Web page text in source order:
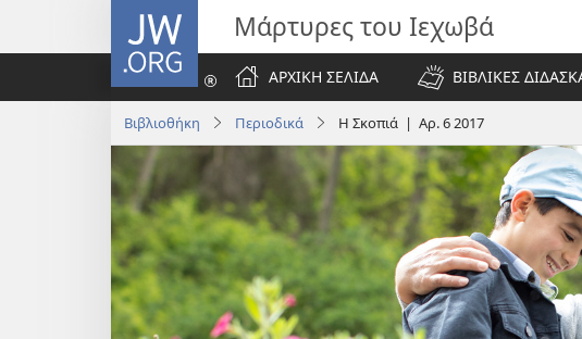
JW.ORG Μάρτυρες του Ιεχωβά
ΑΡΧΙΚΗ ΣΕΛΙΔΑ
ΒΙΒΛΙΚΕΣ
Βιβλιοθήκη Περιοδικά Η Σκοπιά | Αρ. 6 2017